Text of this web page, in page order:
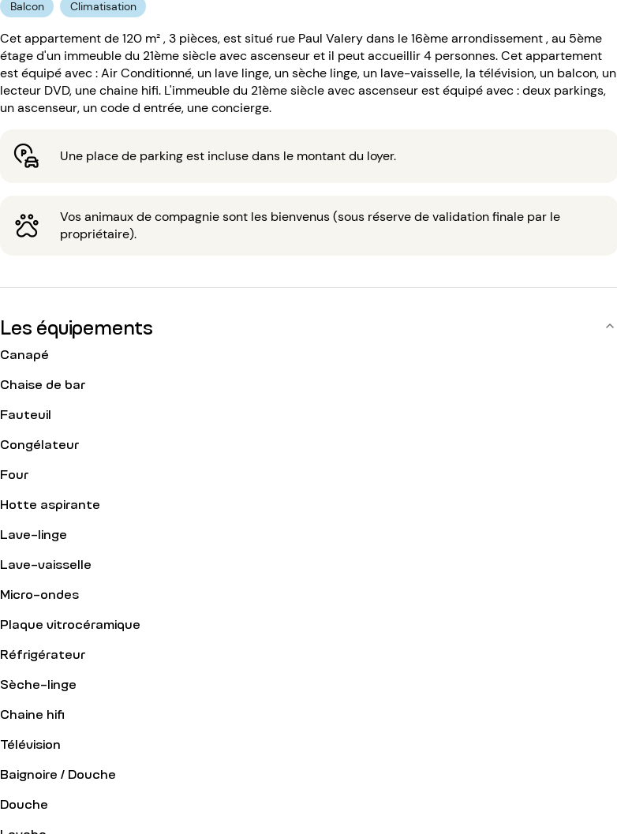
Balcon Climatisation
Cet appartement de 120 m² , 3 pièces, est situé rue Paul Valery dans le 16ème arrondissement , au 5ème
étage d'un immeuble du 21ème siècle avec ascenseur et il peut accueillir 4 personnes. Cet appartement
est équipé avec : Air Conditionné, un lave linge, un sèche linge, un lave-vaisselle, la télévision, un balcon, un
lecteur DVD, une chaine hifi. L'immeuble du 21ème siècle avec ascenseur est équipé avec : deux parkings,
un ascenseur, un code d entrée, une concierge.
Une place de parking est incluse dans le montant du loyer.
Vos animaux de compagnie sont les bienvenus (sous réserve de validation finale par le
propriétaire).
Les équipements
Canapé
Chaise de bar
Fauteuil
Congélateur
Four
Hotte aspirante
Lave-linge
Lave-vaisselle
Micro-ondes
Plaque vitrocéramique
Réfrigérateur
Sèche-linge
Chaine hifi
Télévision
Baignoire / Douche
Douche